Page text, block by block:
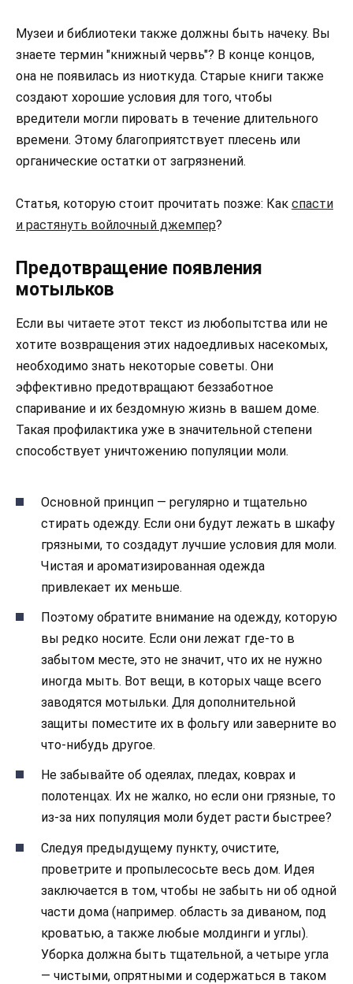
Музеи и библиотеки также должны быть начеку. Вы
знаете термин "книжный червь"? В конце концов,
она не появилась из ниоткуда. Старые книги также
создают хорошие условия для того, чтобы
вредители могли пировать в течение длительного
времени. Этому благоприятствует плесень или
органические остатки от загрязнений.
Статья, которую стоит прочитать позже: Как спасти
и растянуть войлочный джемпер?
Предотвращение появления
мотыльков
Если вы читаете этот текст из любопытства или не
хотите возвращения этих надоедливых насекомых,
необходимо знать некоторые советы. Они
эффективно предотвращают беззаботное
спаривание и их бездомную жизнь в вашем доме.
Такая профилактика уже в значительной степени
способствует уничтожению популяции моли.
Основной принцип — регулярно и тщательно
стирать одежду. Если они будут лежать в шкафу
грязными, то создадут лучшие условия для моли.
Чистая и ароматизированная одежда
привлекает их меньше.
Поэтому обратите внимание на одежду, которую
вы редко носите. Если они лежат где-то в
забытом месте, это не значит, что их не нужно
иногда мыть. Вот вещи, в которых чаще всего
заводятся мотыльки. Для дополнительной
защиты поместите их в фольгу или заверните во
что-нибудь другое.
Не забывайте об одеялах, пледах, коврах и
полотенцах. Их не жалко, но если они грязные, то
из-за них популяция моли будет расти быстрее?
Следуя предыдущему пункту, очистите,
проветрите и пропылесосьте весь дом. Идея
заключается в том, чтобы не забыть ни об одной
части дома (например. область за диваном, под
кроватью, а также любые молдинги и углы).
Уборка должна быть тщательной, а четыре угла
— чистыми, опрятными и содержаться в таком